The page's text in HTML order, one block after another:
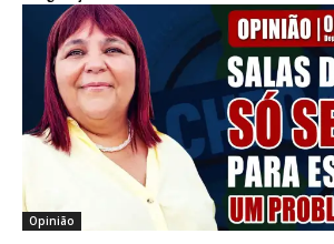
Opinião